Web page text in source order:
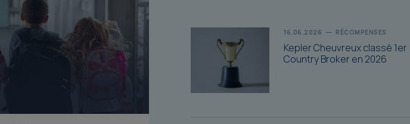
16.06.2026 RÉCOMPENSES
Kepler Cheuvreux classé 1er
Country Broker en 2026